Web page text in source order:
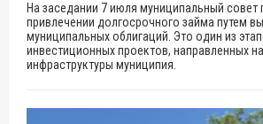
На заседании 7 июля муниципальный совет
привлечении долгосрочного займа путем
муниципальных облигаций. Это один из
инвестиционных проектов, направленных
инфраструктуры муниципия.